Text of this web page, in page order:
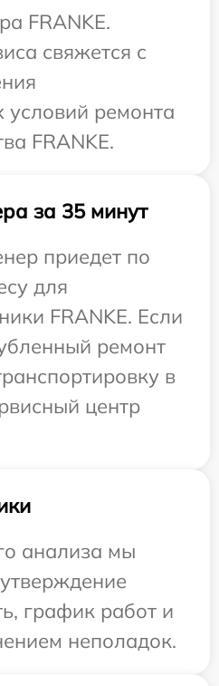
FRANKE.
свяжется с
ремонта
FRANKE.
за 35 минут
приедет по
для
FRANKE. Если
ремонт
в
центр
анализа мы
график работ и
неполадок.